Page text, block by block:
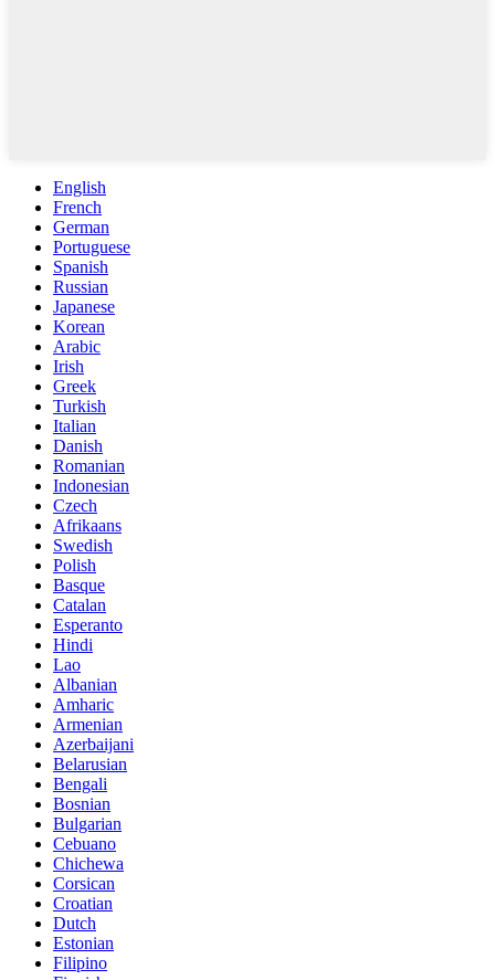
English
French
German
Portuguese
Spanish
Russian
Japanese
Korean
Arabic
Irish
Greek
Turkish
Italian
Danish
Romanian
Indonesian
Czech
Afrikaans
Swedish
Polish
Basque
Catalan
Esperanto
Hindi
Lao
Albanian
Amharic
Armenian
Azerbaijani
Belarusian
Bengali
Bosnian
Bulgarian
Cebuano
Chichewa
Corsican
Croatian
Dutch
Estonian
Filipino